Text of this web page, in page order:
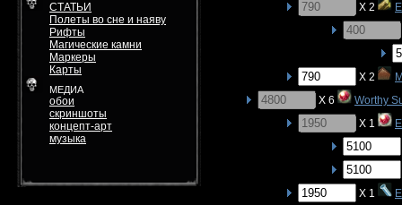
СТАТЬИ
Полеты во сне и наяву
Рифты
Магические камни
Маркеры
Карты
МЕДИА
обои
скриншоты
концепт-арт
музыка
X 2
X 2
X 6
Worthy
X 1
X 1